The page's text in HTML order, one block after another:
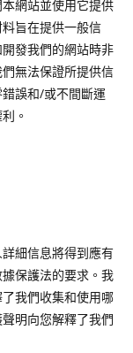
網站並使用它提供
旨在提供一般信
發我們的網站時非
無法保證所提供信
誤和/或不間斷運
。
細信息將得到應有
保護法的要求。我
我們收集和使用哪
明向您解釋了我們